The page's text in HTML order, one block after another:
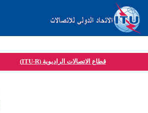
قطاع الاتصالات الراديوية (ITU-R)